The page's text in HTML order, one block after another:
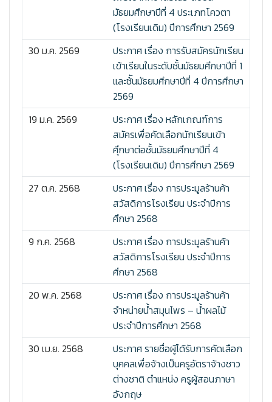
มัธยมศึกษาปีที่ 4 ประเภทโควตา
(โรงเรียนเดิม) ปีการศึกษา 2569
30 ม.ค. 2569
ประกาศ เรื่อง การรับสมัครนักเรียน
เข้าเรียนในระดับชั้นมัธยมศึกษาปีที่ 1
และช้ันมัธยมศึกษาปีที่ 4 ปีการศึกษา
2569
19 ม.ค. 2569
ประกาศ เรื่อง หลักเกณฑ์การ
สมัครเพื่อคัดเลือกนักเรียนเข้า
ศึุกษาต่อชั้นมัธยมศึกษาปีที่ 4
(โรงเรียนเดิม) ปีการศึกษา 2569
27 ต.ค. 2568
ประกาศ เรื่อง การประมูลร้านค้า
สวัสดิการโรงเรียน ประจำปีการ
ศึกษา 2568
9 ก.ค. 2568
ประกาศ เรื่อง การประมูลร้านค้า
สวัสดิการโรงเรียน ประจำปีการ
ศึกษา 2568
20 พ.ค. 2568
ประกาศ เรื่อง การประมูลร้านค้า
จำหน่ายน้ำสมุนไพร – น้ำผลไม้
ประจำปีการศึกษา 2568
30 เม.ย. 2568
ประกาศ รายชื่อผู้ได้รับการคัดเลือก
บุคคลเพื่อจ้างเป็นครูอัตราจ้างชาว
ต่างชาติ ตำแหน่ง ครูผู้สอนภาษา
อังกฤษ